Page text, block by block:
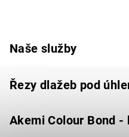
Naše služby
Řezy dlažeb pod
Akemi Colour Bond -